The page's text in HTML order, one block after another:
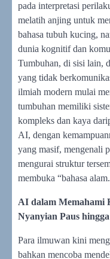
pada interpretasi
melatih anjing untuk
bahasa tubuh kucing,
dunia kognitif dan
Tumbuhan, di sisi lain,
yang tidak
ilmiah modern mulai
tumbuhan memiliki
kompleks dan kaya
AI, dengan
yang masif, mengenali
mengurai struktur
membuka “bahasa
AI dalam Memahami
Nyanyian Paus
Para ilmuwan kini
bahkan mencoba